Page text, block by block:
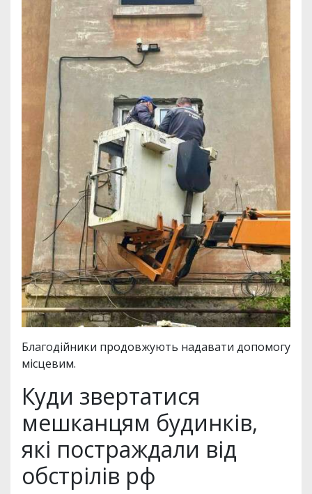
Благодійники продовжують надавати допомогу
місцевим.
Куди звертатися
мешканцям будинків,
які постраждали від
обстрілів рф